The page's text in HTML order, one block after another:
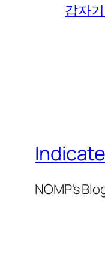
갑자
NOMP's